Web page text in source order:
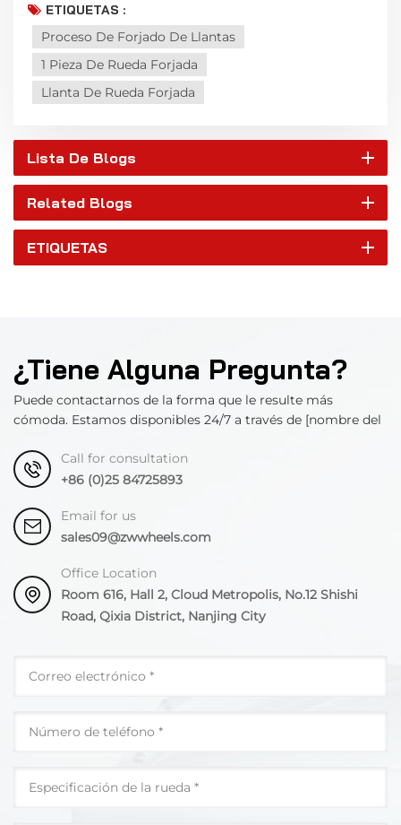
ETIQUETAS :
Proceso De Forjado De Llantas
1 Pieza De Rueda Forjada
Llanta De Rueda Forjada
Lista De Blogs
Related Blogs
ETIQUETAS
¿Tiene Alguna Pregunta?
Puede contactarnos de la forma que le resulte más
cómoda. Estamos disponibles 24/7 a través de [nombre del
Call for consultation
+86 (0)25 84725893
Email for us
sales09@zwwheels.com
Office Location
Room 616, Hall 2, Cloud Metropolis, No.12 Shishi
Road, Qixia District, Nanjing City